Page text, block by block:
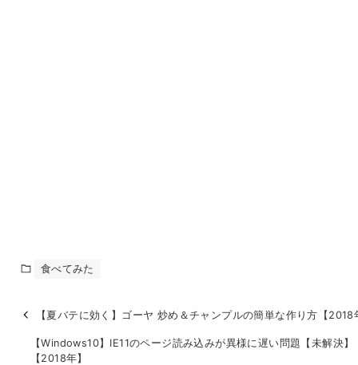
食べてみた
【夏バテに効く】ゴーヤ 炒め＆チャンプルの簡単な作り方【2018
【Windows10】IE11のページ読み込みが異様に遅い問題【未解決】
【2018年】